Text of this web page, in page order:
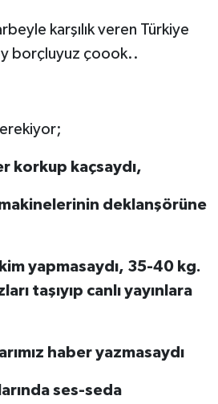
karşılık veren Türkiye
borçluyuz çoook..
korkup kaçsaydı,
deklanşörüne
yapmasaydı, 35-40 kg.
taşıyıp canlı yayınlara
haber yazmasaydı
ses-seda